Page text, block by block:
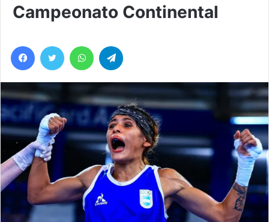
Campeonato Continental
Facebook
Twitter WhatsApp